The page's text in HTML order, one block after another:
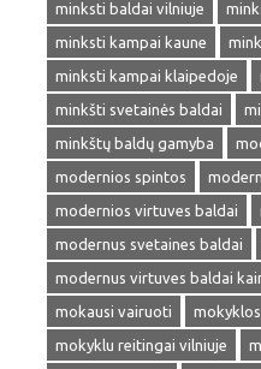
minksti baldai vilniuje
minksti kampai kaune
minksti kampai klaipedoje
minkšti svetainės baldai
minkštų baldų gamyba
modernios spintos
modernios virtuves baldai
modernus svetaines baldai
modernus virtuves baldai
mokausi vairuoti
mokyklu reitingai vilniuje